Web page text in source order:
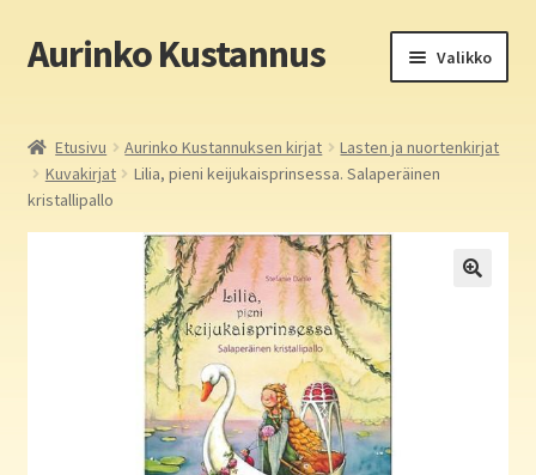
Siirry
navigointiin
Siirry
sisältöön
Aurinko Kustannus Valikko
Yritys
Aurinko Kustannus: kirjat
Auringon kirja- ja paperipuodit verkossa
Etusivu Aurinko Kustannuksen kirjat
Lasten ja nuortenkirjat
Kuvakirjat
Lilia, pieni keijukaisprinsessa. Salaperäinen
kristallipallo